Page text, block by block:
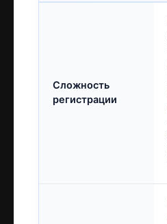
Сложность
регистрации